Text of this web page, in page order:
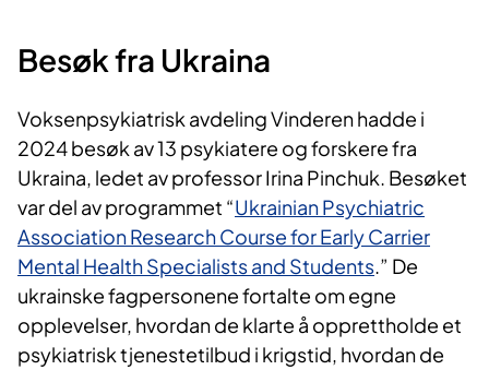
Besøk fra Ukraina
Voksenpsykiatrisk avdeling Vinderen hadde i
2024 besøk av 13 psykiatere og forskere fra
Ukraina, ledet av professor Irina Pinchuk. Besøket
var del av programmet “Ukrainian Psychiatric
Association Research Course for Early Carrier
Mental Health Specialists and Students.” De
ukrainske fagpersonene fortalte om egne
opplevelser, hvordan de klarte å opprettholde et
psykiatrisk tjenestetilbud i krigstid, hvordan de